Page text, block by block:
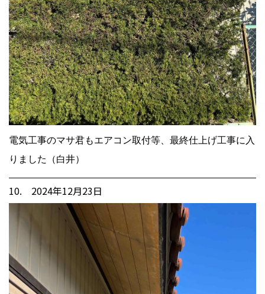
電気工事のマサ君もエアコン取付等、最終仕上げ工事に入
りました（白井）
10. 2024年12月23日